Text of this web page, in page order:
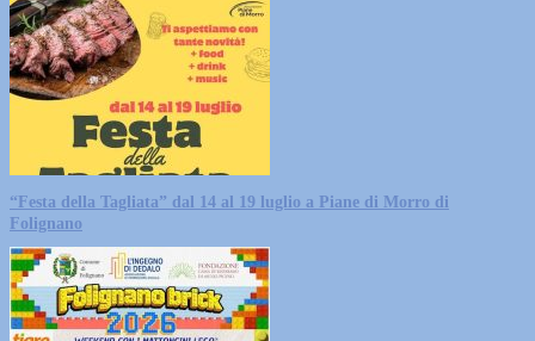
“Festa della Tagliata” dal 14 al 19 luglio a Piane di Morro di
Folignano